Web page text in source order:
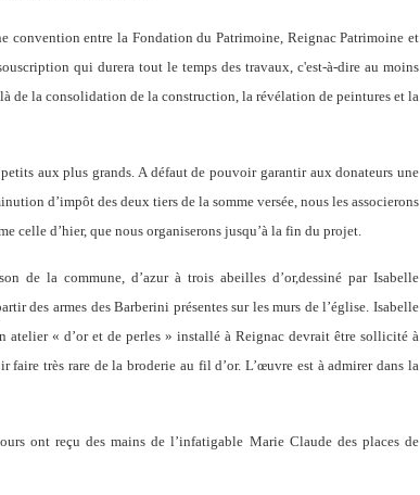
convention entre la Fondation du Patrimoine, Reignac Patrimoine et
qui durera tout le temps des travaux, c'est-à-dire au moins
de la consolidation de la construction, la révélation de peintures et la
aux plus grands. A défaut de pouvoir garantir aux donateurs une
d’impôt des deux tiers de la somme versée, nous les associerons
celle d’hier, que nous organiserons jusqu’à la fin du projet.
de la commune, d’azur à trois abeilles d’or,dessiné par Isabelle
des armes des Barberini présentes sur les murs de l’église. Isabelle
atelier « d’or et de perles » installé à Reignac devrait être sollicité à
faire très rare de la broderie au fil d’or. L’œuvre est à admirer dans la
ont reçu des mains de l’infatigable Marie Claude des places de